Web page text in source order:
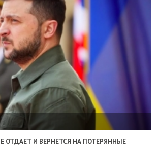
ОТДАЕТ И ВЕРНЕТСЯ НА ПОТЕРЯННЫЕ